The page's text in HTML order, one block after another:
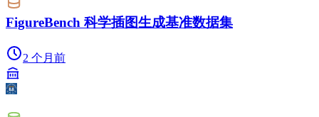
FigureBench 科学插图生成基准数据集
2 个月前